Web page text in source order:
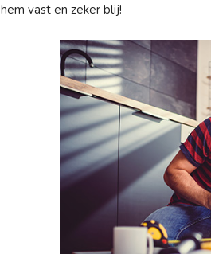
hem vast en zeker blij!